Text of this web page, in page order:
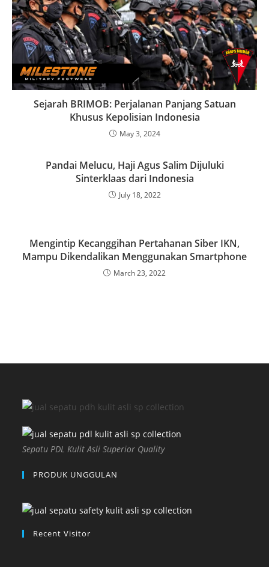
Sejarah BRIMOB: Perjalanan Panjang Satuan
Khusus Kepolisian Indonesia
May 3, 2024
Pandai Melucu, Haji Agus Salim Dijuluki
Sinterklaas dari Indonesia
July 18, 2022
Mengintip Kecanggihan Pertahanan Siber IKN,
Mampu Dikendalikan Menggunakan Smartphone
March 23, 2022
Sepatu PDL Kulit Asli Superior Quality
PRODUK UNGGULAN
Recent Visitor